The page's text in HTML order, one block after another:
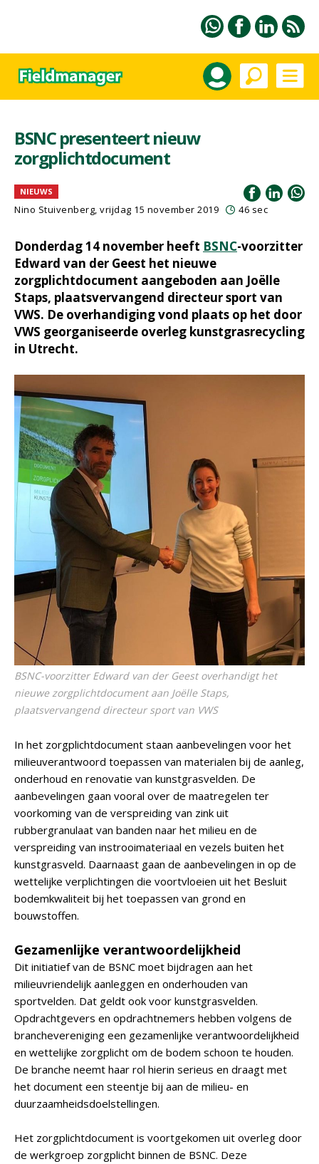
BSNC presenteert nieuw
zorgplichtdocument
NIEUWS
Nino Stuivenberg, vrijdag 15 november 2019 46 sec
Donderdag 14 november heeft BSNC-voorzitter
Edward van der Geest het nieuwe
zorgplichtdocument aangeboden aan Joëlle
Staps, plaatsvervangend directeur sport van
VWS. De overhandiging vond plaats op het door
VWS georganiseerde overleg kunstgrasrecycling
in Utrecht.
BSNC-voorzitter Edward van der Geest overhandigt het
nieuwe zorgplichtdocument aan Joëlle Staps,
plaatsvervangend directeur sport van VWS
In het zorgplichtdocument staan aanbevelingen voor het
milieuverantwoord toepassen van materialen bij de aanleg,
onderhoud en renovatie van kunstgrasvelden. De
aanbevelingen gaan vooral over de maatregelen ter
voorkoming van de verspreiding van zink uit
rubbergranulaat van banden naar het milieu en de
verspreiding van instrooimateriaal en vezels buiten het
kunstgrasveld. Daarnaast gaan de aanbevelingen in op de
wettelijke verplichtingen die voortvloeien uit het Besluit
bodemkwaliteit bij het toepassen van grond en
bouwstoffen.
Gezamenlijke verantwoordelijkheid
Dit initiatief van de BSNC moet bijdragen aan het
milieuvriendelijk aanleggen en onderhouden van
sportvelden. Dat geldt ook voor kunstgrasvelden.
Opdrachtgevers en opdrachtnemers hebben volgens de
branchevereniging een gezamenlijke verantwoordelijkheid
en wettelijke zorgplicht om de bodem schoon te houden.
De branche neemt haar rol hierin serieus en draagt met
het document een steentje bij aan de milieu- en
duurzaamheidsdoelstellingen.
Het zorgplichtdocument is voortgekomen uit overleg door
de werkgroep zorgplicht binnen de BSNC. Deze